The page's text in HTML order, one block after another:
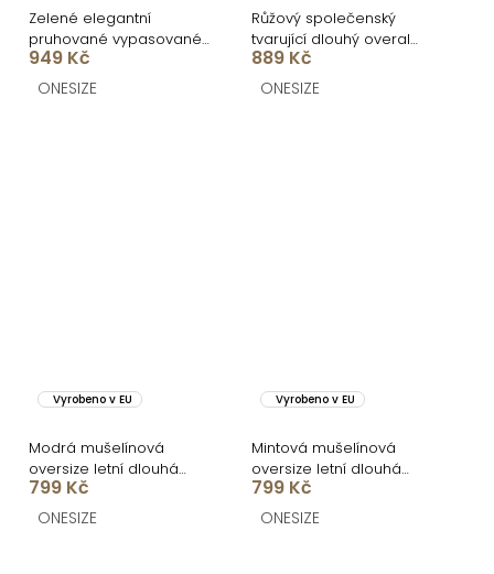
Zelené elegantní
pruhované vypasované
sako RINEX
949 Kč
ONESIZE
Růžový společenský
tvarující dlouhý overal
TRISERA
889 Kč
ONESIZE
Vyrobeno v EU
Modrá mušelínová
oversize letní dlouhá
košile MEKATHY
799 Kč
ONESIZE
Vyrobeno v EU
Mintová mušelínová
oversize letní dlouhá
košile MEKATHY
799 Kč
ONESIZE